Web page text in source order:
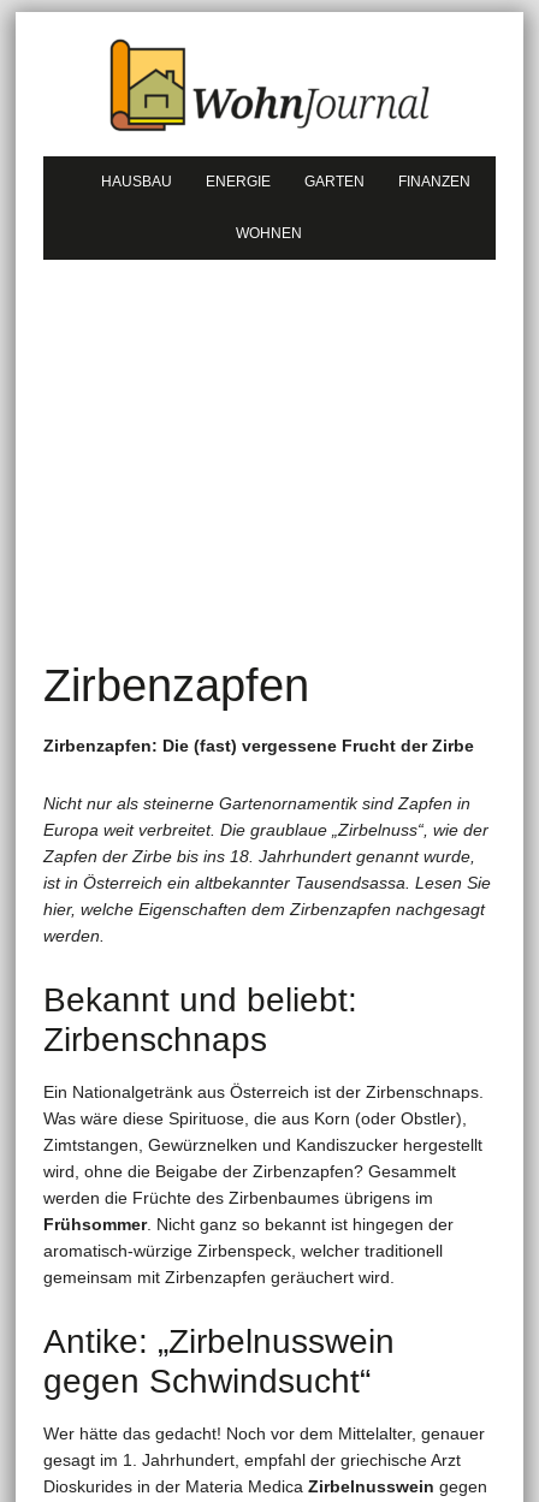
HAUSBAU ENERGIE GARTEN FINANZEN
WOHNEN
Zirbenzapfen
Zirbenzapfen: Die (fast) vergessene Frucht der Zirbe
Nicht nur als steinerne Gartenornamentik sind Zapfen in
Europa weit verbreitet. Die graublaue „Zirbelnuss“, wie der
Zapfen der Zirbe bis ins 18. Jahrhundert genannt wurde,
ist in Österreich ein altbekannter Tausendsassa. Lesen Sie
hier, welche Eigenschaften dem Zirbenzapfen nachgesagt
werden.
Bekannt und beliebt:
Zirbenschnaps
Ein Nationalgetränk aus Österreich ist der Zirbenschnaps.
Was wäre diese Spirituose, die aus Korn (oder Obstler),
Zimtstangen, Gewürznelken und Kandiszucker hergestellt
wird, ohne die Beigabe der Zirbenzapfen? Gesammelt
werden die Früchte des Zirbenbaumes übrigens im
Frühsommer. Nicht ganz so bekannt ist hingegen der
aromatisch-würzige Zirbenspeck, welcher traditionell
gemeinsam mit Zirbenzapfen geräuchert wird.
Antike: „Zirbelnusswein
gegen Schwindsucht“
Wer hätte das gedacht! Noch vor dem Mittelalter, genauer
gesagt im 1. Jahrhundert, empfahl der griechische Arzt
Dioskurides in der Materia Medica Zirbelnusswein gegen